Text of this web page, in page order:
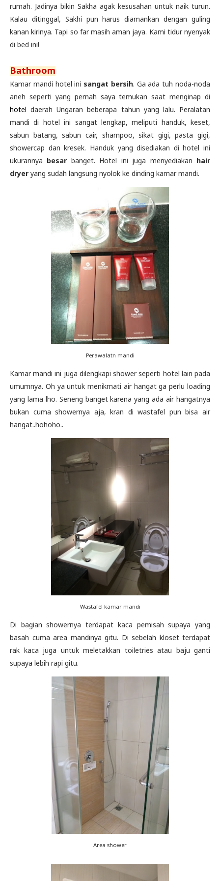
rumah. Jadinya bikin Sakha agak kesusahan untuk naik turun.
Kalau ditinggal, Sakhi pun harus diamankan dengan guling
kanan kirinya. Tapi so far masih aman jaya. Kami tidur nyenyak
di bed ini!
Bathroom
Kamar mandi hotel ini sangat bersih. Ga ada tuh noda-noda
aneh seperti yang pernah saya temukan saat menginap di
hotel daerah Ungaran beberapa tahun yang lalu. Peralatan
mandi di hotel ini sangat lengkap, meliputi handuk, keset,
sabun batang, sabun cair, shampoo, sikat gigi, pasta gigi,
showercap dan kresek. Handuk yang disediakan di hotel ini
ukurannya besar banget. Hotel ini juga menyediakan hair
dryer yang sudah langsung nyolok ke dinding kamar mandi.
Perawalatn mandi
Kamar mandi ini juga dilengkapi shower seperti hotel lain pada
umumnya. Oh ya untuk menikmati air hangat ga perlu loading
yang lama lho. Seneng banget karena yang ada air hangatnya
bukan cuma showernya aja, kran di wastafel pun bisa air
hangat..hohoho..
Wastafel kamar mandi
Di bagian showernya terdapat kaca pemisah supaya yang
basah cuma area mandinya gitu. Di sebelah kloset terdapat
rak kaca juga untuk meletakkan toiletries atau baju ganti
supaya lebih rapi gitu.
Area shower